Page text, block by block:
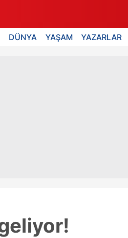
DÜNYA YAŞAM YAZARLAR